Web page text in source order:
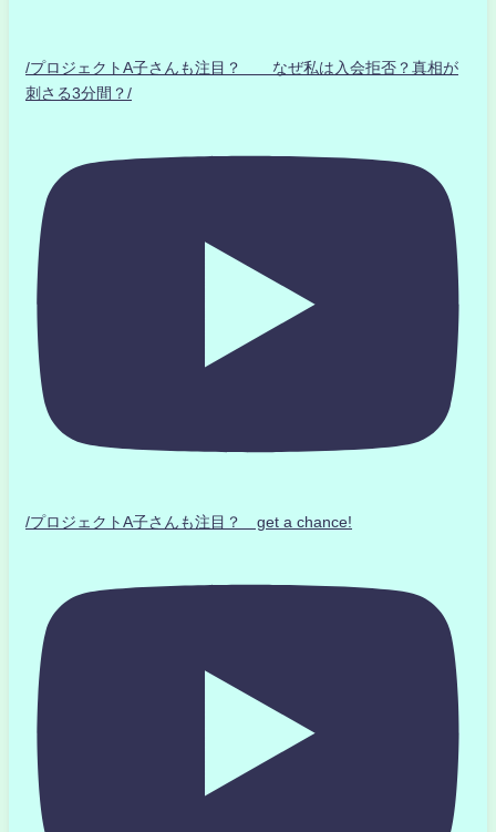
/プロジェクトA子さんも注目？ なぜ私は入会拒否？真相が
刺さる3分間？/
/プロジェクトA子さんも注目？ get a chance!